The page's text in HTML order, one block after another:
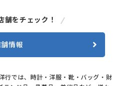
舗をチェック！
情報
行では、時計・洋服・靴・バッグ・財